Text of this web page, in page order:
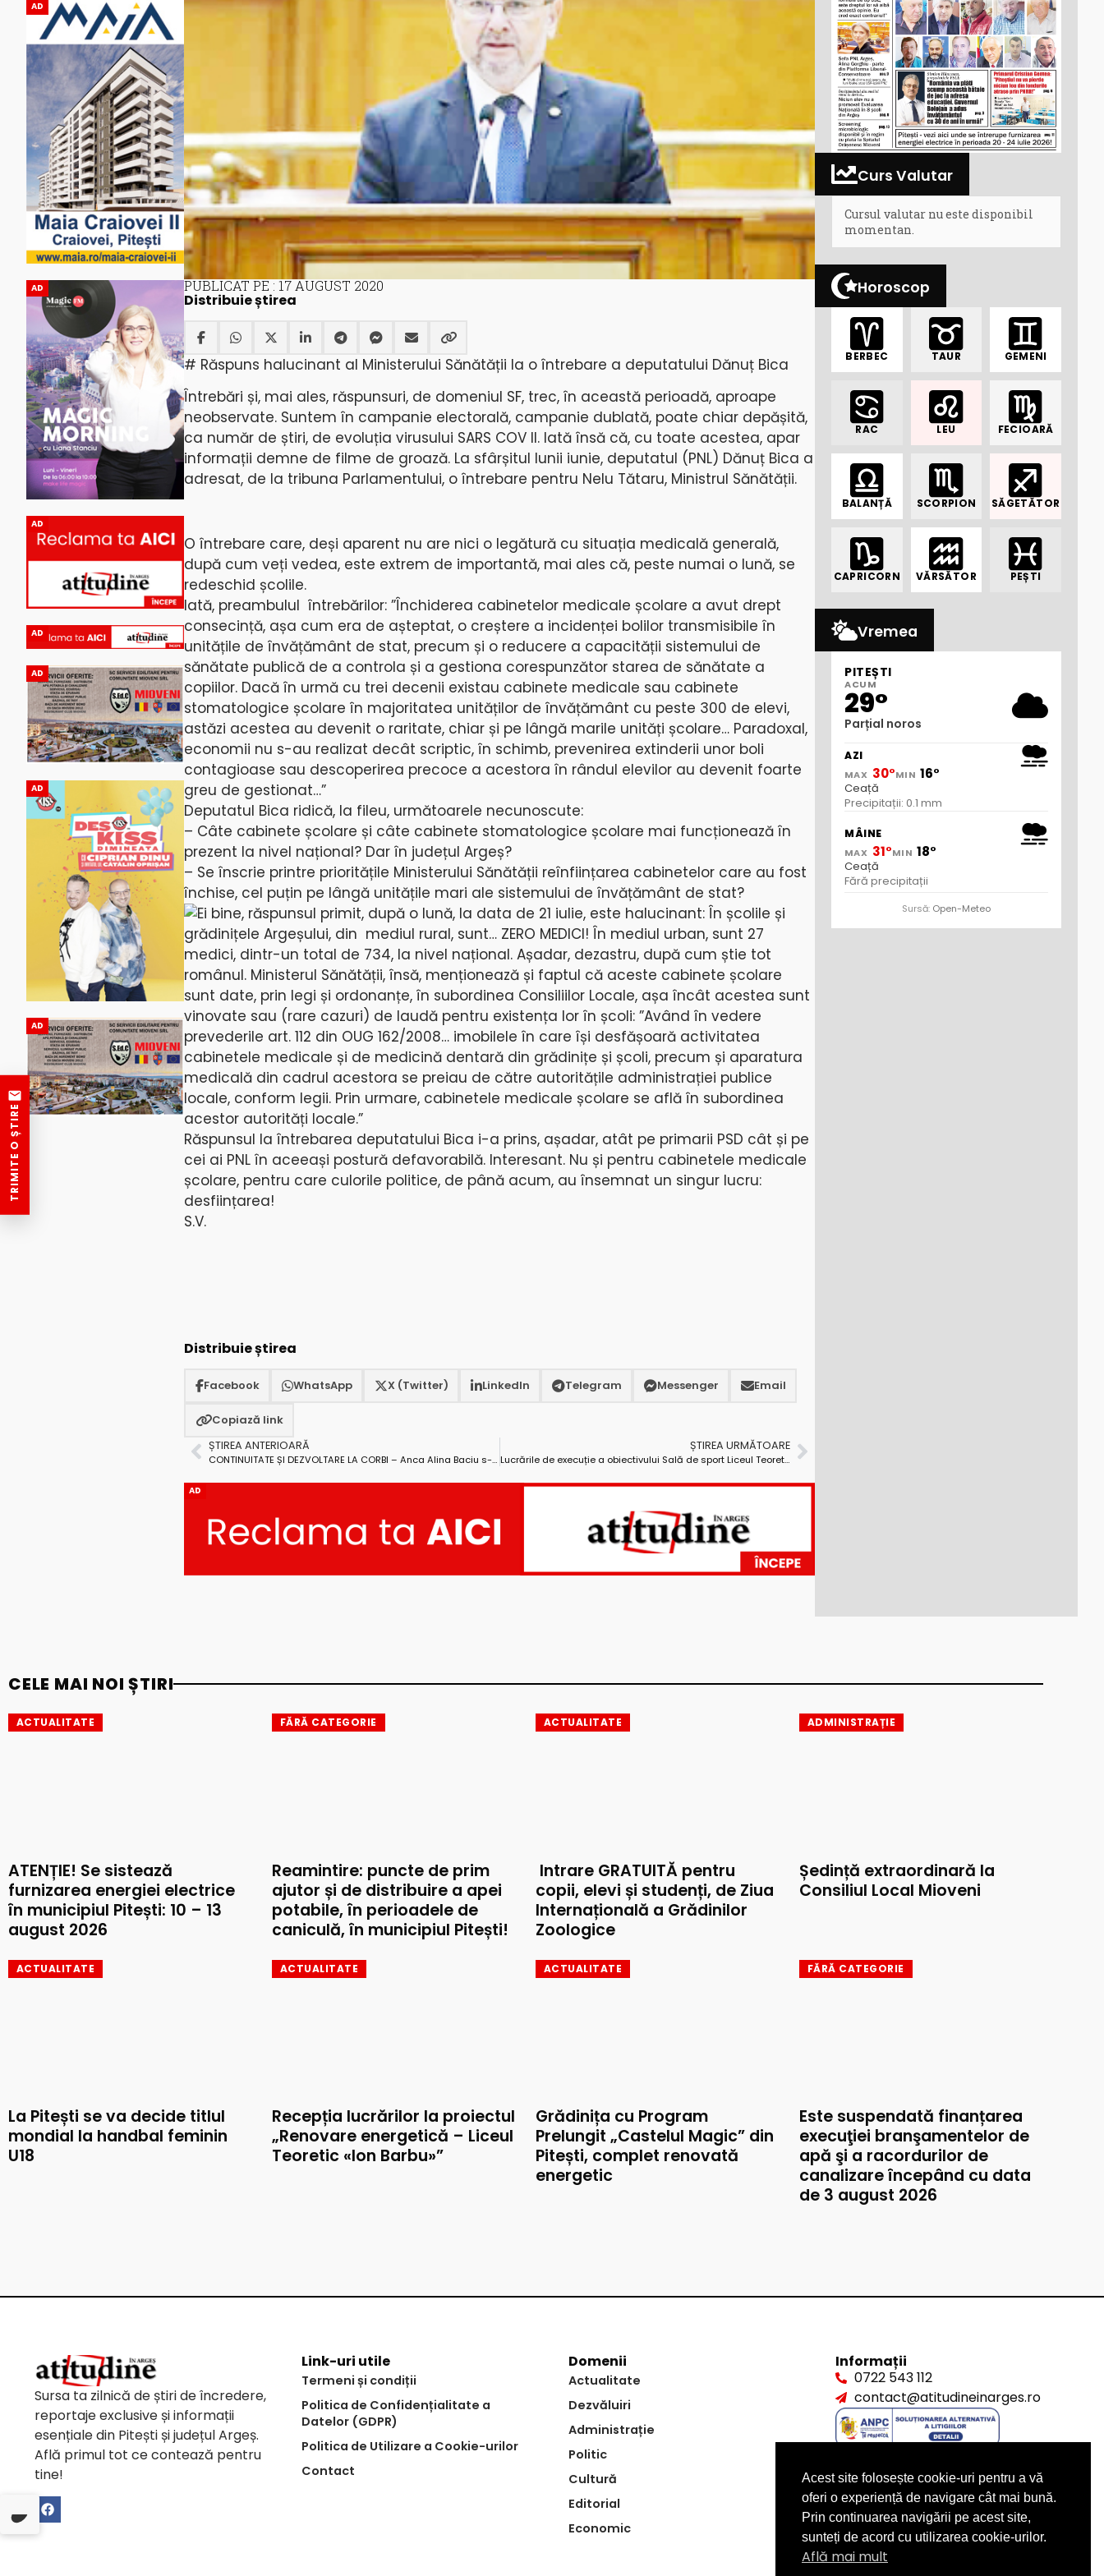
AD
AD
AD
AD
AD
AD
AD
PUBLICAT PE : 17 AUGUST 2020
Distribuie știrea
# Răspuns halucinant al Ministerului Sănătății la o întrebare a deputatului Dănuț Bica
Întrebări și, mai ales, răspunsuri, de domeniul SF, trec, în această perioadă, aproape
neobservate. Suntem în campanie electorală, campanie dublată, poate chiar depășită,
ca număr de știri, de evoluția virusului SARS COV II. Iată însă că, cu toate acestea, apar
informații demne de filme de groază. La sfârșitul lunii iunie, deputatul (PNL) Dănuț Bica a
adresat, de la tribuna Parlamentului, o întrebare pentru Nelu Tătaru, Ministrul Sănătății.
O întrebare care, deși aparent nu are nici o legătură cu situația medicală generală,
după cum veți vedea, este extrem de importantă, mai ales că, peste numai o lună, se
redeschid școlile.
Iată, preambulul întrebărilor: ”Închiderea cabinetelor medicale școlare a avut drept
consecință, așa cum era de așteptat, o creștere a incidenței bolilor transmisibile în
unitățile de învățământ de stat, precum și o reducere a capacității sistemului de
sănătate publică de a controla și a gestiona corespunzător starea de sănătate a
copiilor. Dacă în urmă cu trei decenii existau cabinete medicale sau cabinete
stomatologice școlare în majoritatea unităților de învățământ cu peste 300 de elevi,
astăzi acestea au devenit o raritate, chiar și pe lângă marile unități școlare… Paradoxal,
economii nu s-au realizat decât scriptic, în schimb, prevenirea extinderii unor boli
contagioase sau descoperirea precoce a acestora în rândul elevilor au devenit foarte
greu de gestionat…”
Deputatul Bica ridică, la fileu, următoarele necunoscute:
– Câte cabinete școlare și câte cabinete stomatologice școlare mai funcționează în
prezent la nivel național? Dar în județul Argeș?
– Se înscrie printre prioritățile Ministerului Sănătății reînființarea cabinetelor care au fost
închise, cel puțin pe lângă unitățile mari ale sistemului de învățământ de stat?
Ei bine, răspunsul primit, după o lună, la data de 21 iulie, este halucinant: În școlile și
grădinițele Argeșului, din mediul rural, sunt… ZERO MEDICI! În mediul urban, sunt 27
medici, dintr-un total de 734, la nivel național. Așadar, dezastru, după cum știe tot
românul. Ministerul Sănătății, însă, menționează și faptul că aceste cabinete școlare
sunt date, prin legi și ordonanțe, în subordinea Consiliilor Locale, așa încât acestea sunt
vinovate sau (rare cazuri) de laudă pentru existența lor în școli: ”Având în vedere
prevederile art. 112 din OUG 162/2008… imobilele în care își desfășoară activitatea
cabinetele medicale și de medicină dentară din grădinițe și școli, precum și aparatura
medicală din cadrul acestora se preiau de către autoritățile administrației publice
locale, conform legii. Prin urmare, cabinetele medicale școlare se află în subordinea
acestor autorități locale.”
Răspunsul la întrebarea deputatului Bica i-a prins, așadar, atât pe primarii PSD cât și pe
cei ai PNL în aceeași postură defavorabilă. Interesant. Nu și pentru cabinetele medicale
școlare, pentru care culorile politice, de până acum, au însemnat un singur lucru:
desființarea!
S.V.
Distribuie știrea
Facebook WhatsApp X (Twitter) LinkedIn Telegram Messenger Email
Copiază link
ȘTIREA ANTERIOARĂ
CONTINUITATE ȘI DEZVOLTARE LA CORBI – Anca Alina Baciu s-a înscris în cursa electorală
ȘTIREA URMĂTOARE
Lucrările de execuție a obiectivului Sală de sport Liceul Teoretic „Ion Cantacuzino” sunt aproape de finalizare
AD
Curs Valutar
Cursul valutar nu este disponibil
momentan.
Horoscop
BERBEC TAUR GEMENI
RAC LEU FECIOARĂ
BALANȚĂ SCORPION SĂGETĂTOR
CAPRICORN VĂRSĂTOR PEȘTI
Vremea
PITEȘTI
ACUM
29°
Parțial noros
AZI
MAX 30°MIN 16°
Ceață
Precipitații: 0.1 mm
MÂINE
MAX 31°MIN 18°
Ceață
Fără precipitații
Sursă: Open-Meteo
CELE MAI NOI ȘTIRI
ACTUALITATE
ATENȚIE! Se sistează
furnizarea energiei electrice
în municipiul Pitești: 10 – 13
august 2026
FĂRĂ CATEGORIE
Reamintire: puncte de prim
ajutor și de distribuire a apei
potabile, în perioadele de
caniculă, în municipiul Pitești!
ACTUALITATE
Intrare GRATUITĂ pentru
copii, elevi și studenți, de Ziua
Internațională a Grădinilor
Zoologice
ADMINISTRAȚIE
Ședință extraordinară la
Consiliul Local Mioveni
ACTUALITATE
La Pitești se va decide titlul
mondial la handbal feminin
U18
ACTUALITATE
Recepția lucrărilor la proiectul
„Renovare energetică – Liceul
Teoretic «Ion Barbu»”
ACTUALITATE
Grădinița cu Program
Prelungit „Castelul Magic” din
Pitești, complet renovată
energetic
FĂRĂ CATEGORIE
Este suspendată finanțarea
execuţiei branşamentelor de
apă şi a racordurilor de
canalizare începând cu data
de 3 august 2026
Sursa ta zilnică de știri de încredere,
reportaje exclusive și informații
esențiale din Pitești și județul Argeș.
Află primul tot ce contează pentru
tine!
Link-uri utile
Termeni și condiții
Politica de Confidențialitate a
Datelor (GDPR)
Politica de Utilizare a Cookie-urilor
Contact
Domenii
Actualitate
Dezvăluiri
Administrație
Politic
Cultură
Editorial
Economic
Informații
0722 543 112
contact@atitudineinarges.ro
TRIMITE O ȘTIRE
Acest site folosește cookie-uri pentru a vă
oferi o experiență de navigare cât mai bună.
Prin continuarea navigării pe acest site,
sunteți de acord cu utilizarea cookie-urilor.
Află mai mult